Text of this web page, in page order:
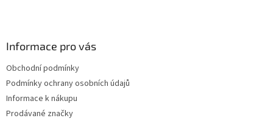
Informace pro vás
Obchodní podmínky
Podmínky ochrany osobních údajů
Informace k nákupu
Prodávané značky